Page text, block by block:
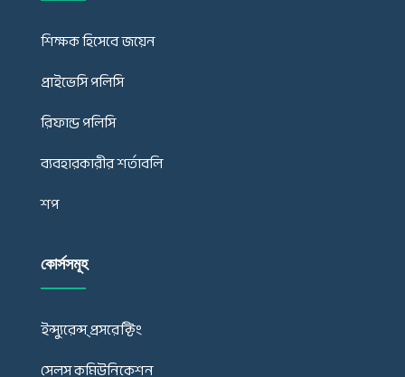
শিক্ষক হিসেবে জয়েন
প্রাইভেসি পলিসি
রিফান্ড পলিসি
ব্যবহারকারীর শর্তাবলি
শপ
কোর্সসমূহ
ইন্স্যুরেন্স্ প্রসরেক্টিং
সেলস কমিউনিকেশন